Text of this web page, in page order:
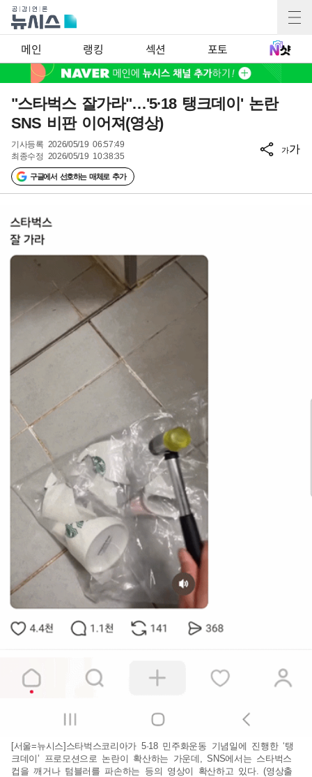
메인 랭킹 섹션 포토
"스타벅스 잘가라"…'5·18 탱크데이' 논란
SNS 비판 이어져(영상)
기사등록 2026/05/19 06:57:49
최종수정 2026/05/19 10:38:35
구글에서 선호하는 매체로 추가
가가
[서울=뉴시스]스타벅스코리아가 5·18 민주화운동 기념일에 진행한 ‘탱
크데이’ 프로모션으로 논란이 확산하는 가운데, SNS에서는 스타벅스
컵을 깨거나 텀블러를 파손하는 등의 영상이 확산하고 있다. (영상출